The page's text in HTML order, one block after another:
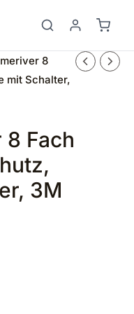
8
mit Schalter,
Fach
3M